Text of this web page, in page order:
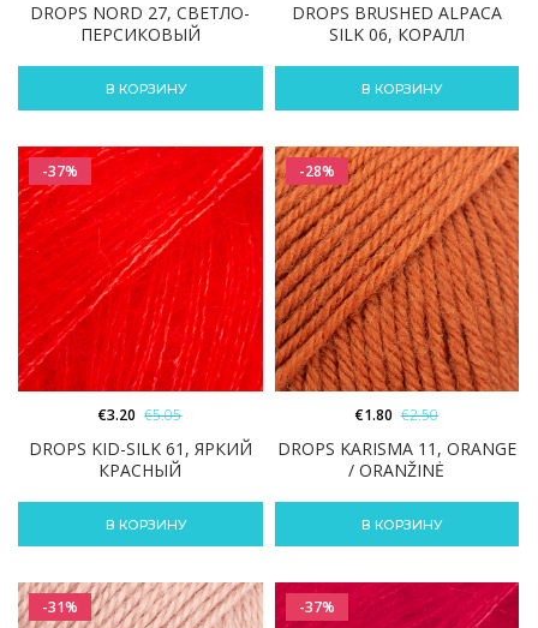
DROPS NORD 27, СВЕТЛО-
ПЕРСИКОВЫЙ
В КОРЗИНУ
DROPS BRUSHED ALPACA
SILK 06, КОРАЛЛ
В КОРЗИНУ
-37%
DROPS KID-SILK 61, ЯРКИЙ
КРАСНЫЙ
€3.20 €5.05
В КОРЗИНУ
-28%
DROPS KARISMA 11, ORANGE
/ ORANŽINĖ
€1.80 €2.50
В КОРЗИНУ
-31% -37%